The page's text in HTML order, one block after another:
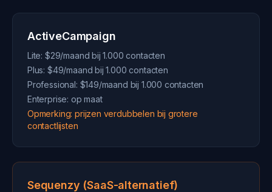
ActiveCampaign
Lite: $29/maand bij 1.000 contacten
Plus: $49/maand bij 1.000 contacten
Professional: $149/maand bij 1.000 contacten
Enterprise: op maat
Opmerking: prijzen verdubbelen bij grotere
contactlijsten
Sequenzy (SaaS-alternatief)